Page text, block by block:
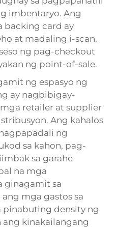
imbentaryo. Ang
backing card ay
at madaling i-scan,
ng pag-checkout
ng point-of-sale.
ng espasyo ng
ay nagbibigay-
retailer at supplier
Ang kahalos
ng
sa kahon, pag-
sa garahe
na mga
ginagamit sa
mga gastos sa
pinabuting density ng
ang kinakailangang